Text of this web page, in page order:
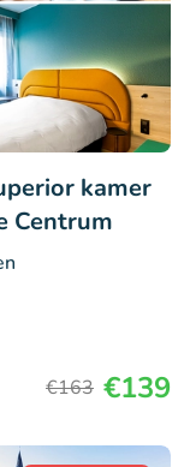
kamer
Centrum
€163 €139